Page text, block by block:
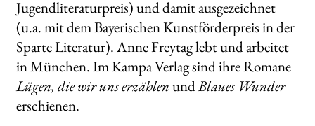
Jugendliteraturpreis) und damit ausgezeichnet
(u.a. mit dem Bayerischen Kunstförderpreis in der
Sparte Literatur). Anne Freytag lebt und arbeitet
in München. Im Kampa Verlag sind ihre Romane
Lügen, die wir uns erzählenundBlaues Wunder
erschienen.